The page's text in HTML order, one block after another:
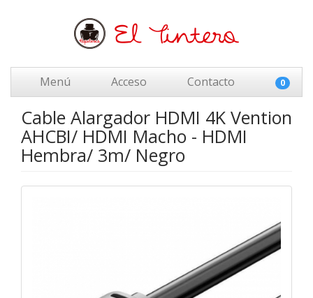
Menú Acceso Contacto 0
Cable Alargador HDMI 4K Vention
AHCBI/ HDMI Macho - HDMI
Hembra/ 3m/ Negro